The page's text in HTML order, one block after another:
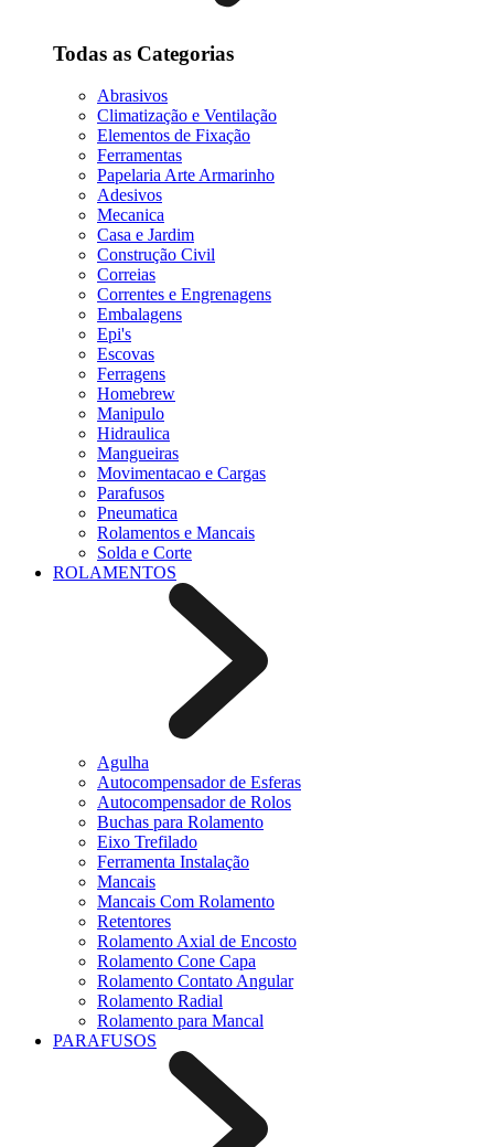
Todas as Categorias
Abrasivos
Climatização e Ventilação
Elementos de Fixação
Ferramentas
Papelaria Arte Armarinho
Adesivos
Mecanica
Casa e Jardim
Construção Civil
Correias
Correntes e Engrenagens
Embalagens
Epi's
Escovas
Ferragens
Homebrew
Manipulo
Hidraulica
Mangueiras
Movimentacao e Cargas
Parafusos
Pneumatica
Rolamentos e Mancais
Solda e Corte
ROLAMENTOS
Agulha
Autocompensador de Esferas
Autocompensador de Rolos
Buchas para Rolamento
Eixo Trefilado
Ferramenta Instalação
Mancais
Mancais Com Rolamento
Retentores
Rolamento Axial de Encosto
Rolamento Cone Capa
Rolamento Contato Angular
Rolamento Radial
Rolamento para Mancal
PARAFUSOS